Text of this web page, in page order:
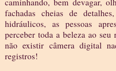
fachadas cheias de
hidráulicos, as pessoas
perceber toda a beleza ao
não existir câmera digital
registros!